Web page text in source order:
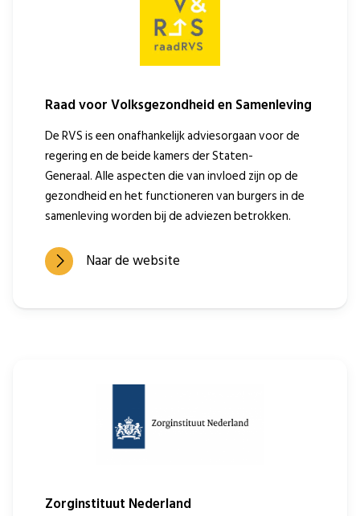
Raad voor Volksgezondheid en Samenleving
De RVS is een onafhankelijk adviesorgaan voor de
regering en de beide kamers der Staten-
Generaal. Alle aspecten die van invloed zijn op de
gezondheid en het functioneren van burgers in de
samenleving worden bij de adviezen betrokken.
Naar de website
Zorginstituut Nederland